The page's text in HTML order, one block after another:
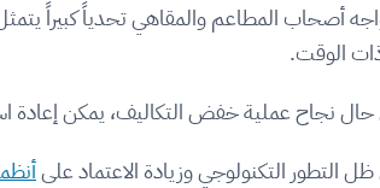
أصحاب المطاعم والمقاهي تحدياً كبيراً
الوقت.
حال نجاح عملية خفض التكاليف، يمكن إعادة
ظل التطور التكنولوجي وزيادة الاعتماد على